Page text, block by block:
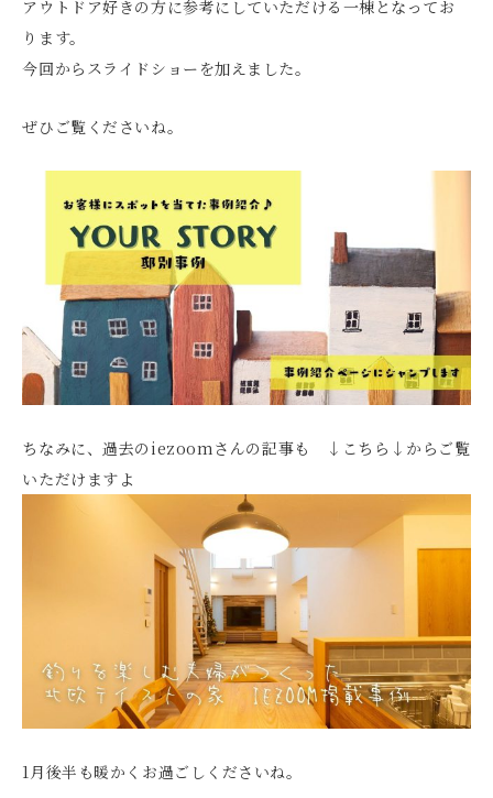
アウトドア好きの方に参考にしていただける一棟となってお
ります。
今回からスライドショーを加えました。
ぜひご覧くださいね。
ちなみに、過去のiezoomさんの記事も ↓こちら↓からご覧
いただけますよ
1月後半も暖かくお過ごしくださいね。